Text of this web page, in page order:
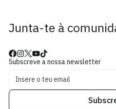
Junta-te à
Subscreve a nossa newsletter